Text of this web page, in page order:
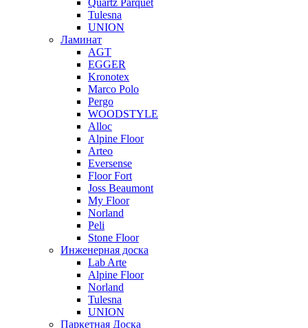
Quartz Parquet
Tulesna
UNION
Ламинат
AGT
EGGER
Kronotex
Marco Polo
Pergo
WOODSTYLE
Alloc
Alpine Floor
Arteo
Eversense
Floor Fort
Joss Beaumont
My Floor
Norland
Peli
Stone Floor
Инженерная доска
Lab Arte
Alpine Floor
Norland
Tulesna
UNION
Паркетная Доска